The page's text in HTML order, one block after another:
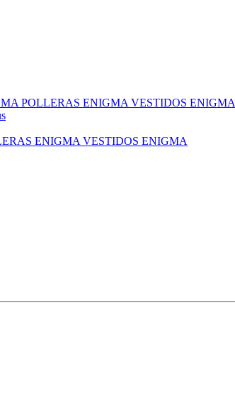
POLLERAS ENIGMA VESTIDOS ENIGMA
ENIGMA VESTIDOS ENIGMA